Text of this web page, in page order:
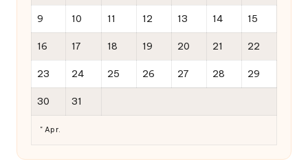
9 10 11 12 13 14 15
16 17 18 19 20 21 22
23 24 25 26 27 28 29
30 31
" Apr.